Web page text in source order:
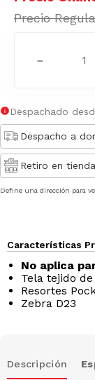
－
Despachado
Despacho a
Retiro en tienda
Define una dirección para
Características
No aplica
Tela tejido
Resortes
Zebra D23
Descripción